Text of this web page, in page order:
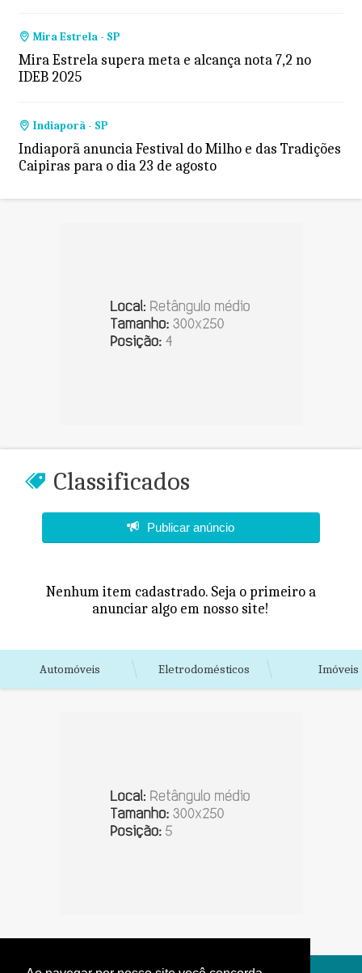
Mira Estrela - SP
Mira Estrela supera meta e alcança nota 7,2 no
IDEB 2025
Indiaporã - SP
Indiaporã anuncia Festival do Milho e das Tradições
Caipiras para o dia 23 de agosto
Classificados
Publicar anúncio
Nenhum item cadastrado. Seja o primeiro a
anunciar algo em nosso site!
Automóveis Eletrodomésticos Imóveis